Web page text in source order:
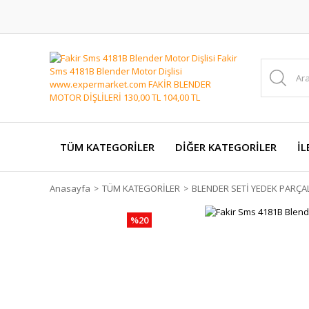
TÜM KATEGORİLER DİĞER KATEGORİLER
Anasayfa TÜM KATEGORİLER BLENDER SETİ YEDEK
%20